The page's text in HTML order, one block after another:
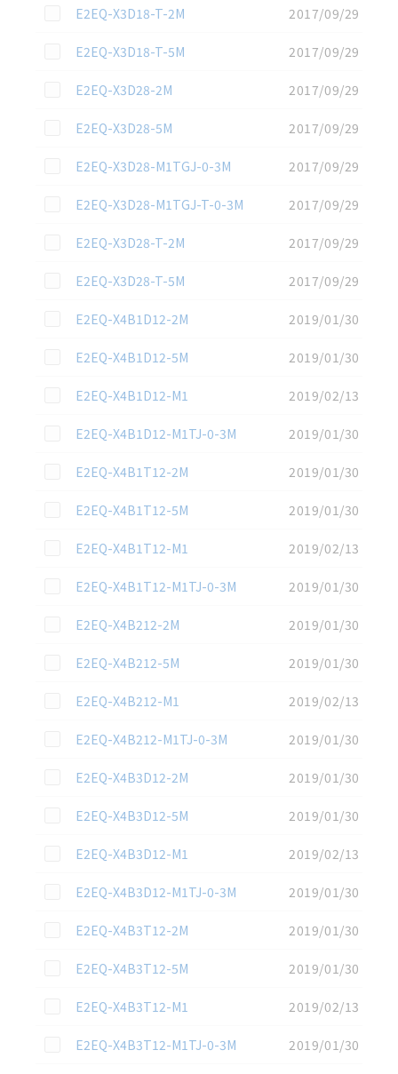
この資料を選択
E2EQ-X3D18-T-2M
2017/09/29
この資料を選択
E2EQ-X3D18-T-5M
2017/09/29
この資料を選択
E2EQ-X3D28-2M
2017/09/29
この資料を選択
E2EQ-X3D28-5M
2017/09/29
この資料を選択
E2EQ-X3D28-M1TGJ-0-3M
2017/09/29
この資料を選択
E2EQ-X3D28-M1TGJ-T-0-3M
2017/09/29
この資料を選択
E2EQ-X3D28-T-2M
2017/09/29
この資料を選択
E2EQ-X3D28-T-5M
2017/09/29
この資料を選択
E2EQ-X4B1D12-2M
2019/01/30
この資料を選択
E2EQ-X4B1D12-5M
2019/01/30
この資料を選択
E2EQ-X4B1D12-M1
2019/02/13
この資料を選択
E2EQ-X4B1D12-M1TJ-0-3M
2019/01/30
この資料を選択
E2EQ-X4B1T12-2M
2019/01/30
この資料を選択
E2EQ-X4B1T12-5M
2019/01/30
この資料を選択
E2EQ-X4B1T12-M1
2019/02/13
この資料を選択
E2EQ-X4B1T12-M1TJ-0-3M
2019/01/30
この資料を選択
E2EQ-X4B212-2M
2019/01/30
この資料を選択
E2EQ-X4B212-5M
2019/01/30
この資料を選択
E2EQ-X4B212-M1
2019/02/13
この資料を選択
E2EQ-X4B212-M1TJ-0-3M
2019/01/30
この資料を選択
E2EQ-X4B3D12-2M
2019/01/30
この資料を選択
E2EQ-X4B3D12-5M
2019/01/30
この資料を選択
E2EQ-X4B3D12-M1
2019/02/13
この資料を選択
E2EQ-X4B3D12-M1TJ-0-3M
2019/01/30
この資料を選択
E2EQ-X4B3T12-2M
2019/01/30
この資料を選択
E2EQ-X4B3T12-5M
2019/01/30
この資料を選択
E2EQ-X4B3T12-M1
2019/02/13
この資料を選択
E2EQ-X4B3T12-M1TJ-0-3M
2019/01/30